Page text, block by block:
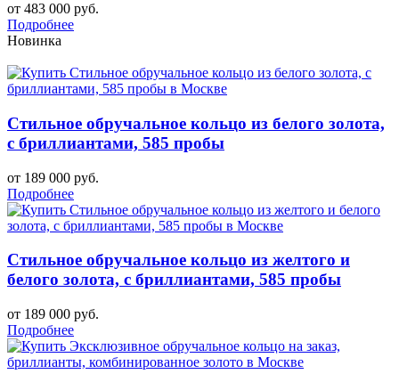
от 483 000 руб.
Подробнее
Новинка
Стильное обручальное кольцо из белого золота,
с бриллиантами, 585 пробы
от 189 000 руб.
Подробнее
Стильное обручальное кольцо из желтого и
белого золота, с бриллиантами, 585 пробы
от 189 000 руб.
Подробнее